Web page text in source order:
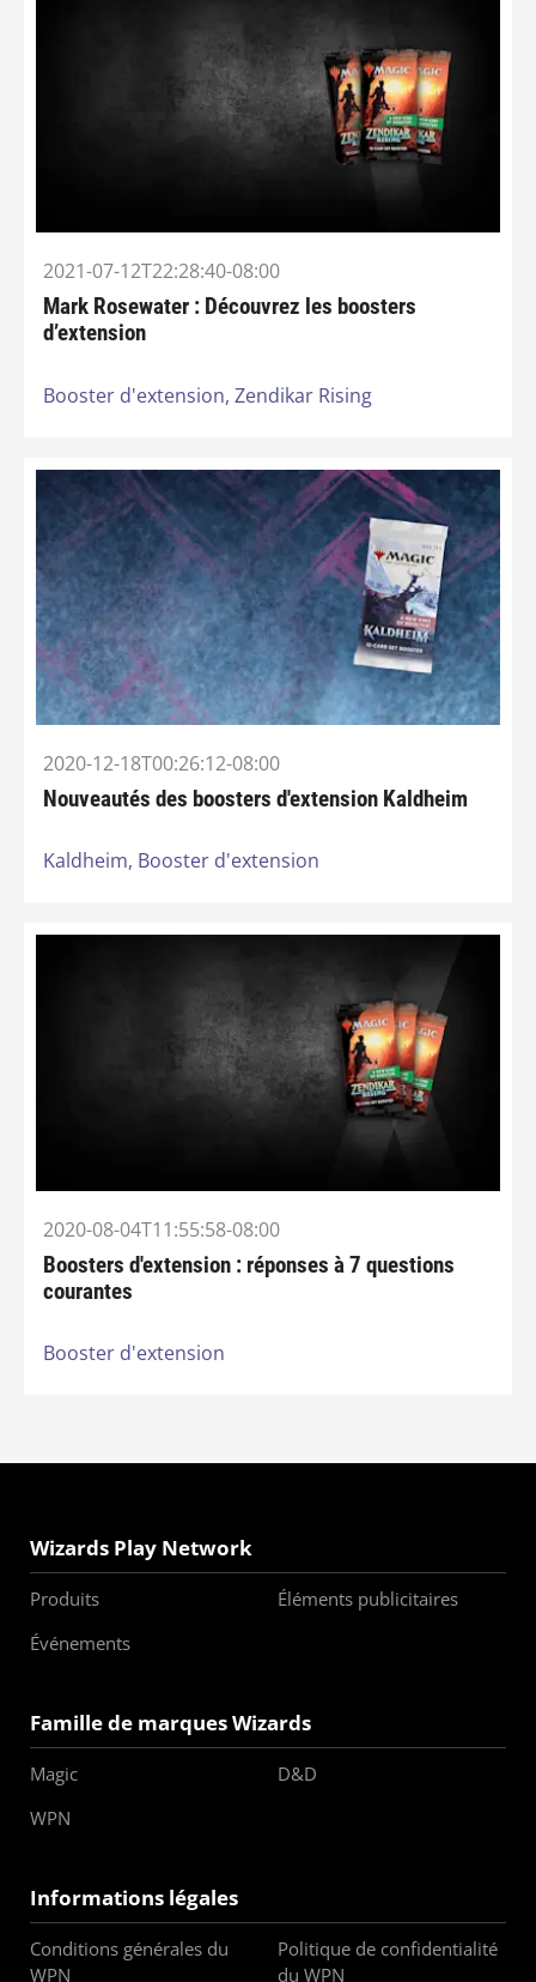
2021-07-12T22:28:40-08:00
Mark Rosewater : Découvrez les boosters
d’extension
Booster d'extension, Zendikar Rising
2020-12-18T00:26:12-08:00
Nouveautés des boosters d'extension Kaldheim
Kaldheim, Booster d'extension
2020-08-04T11:55:58-08:00
Boosters d'extension : réponses à 7 questions
courantes
Booster d'extension
Wizards Play Network
Produits
Éléments publicitaires
Événements
Famille de marques Wizards
Magic
D&D
WPN
Informations légales
Conditions générales du
WPN
Politique de confidentialité
du WPN